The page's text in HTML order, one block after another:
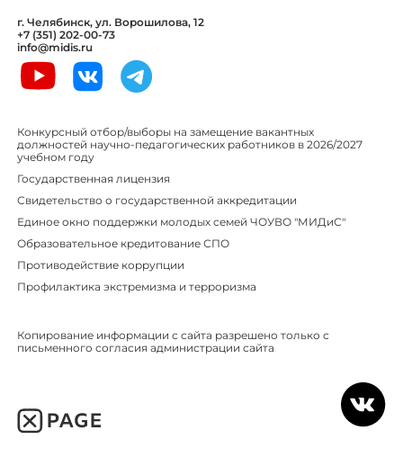
г. Челябинск, ул. Ворошилова, 12
+7 (351) 202-00-73
info@midis.ru
Конкурсный отбор/выборы на замещение вакантных
должностей научно-педагогических работников в 2026/2027
учебном году
Государственная лицензия
Свидетельство о государственной аккредитации
Единое окно поддержки молодых семей ЧОУВО "МИДиС"
Образовательное кредитование СПО
Противодействие коррупции
Профилактика экстремизма и терроризма
Копирование информации с сайта разрешено только с
письменного согласия администрации сайта